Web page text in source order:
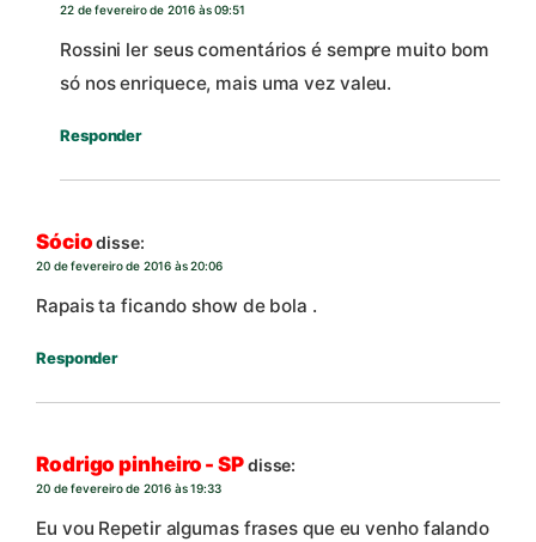
22 de fevereiro de 2016 às 09:51
Rossini ler seus comentários é sempre muito bom
só nos enriquece, mais uma vez valeu.
Responder
Sócio disse:
20 de fevereiro de 2016 às 20:06
Rapais ta ficando show de bola .
Responder
Rodrigo pinheiro - SPdisse:
20 de fevereiro de 2016 às 19:33
Eu vou Repetir algumas frases que eu venho falando